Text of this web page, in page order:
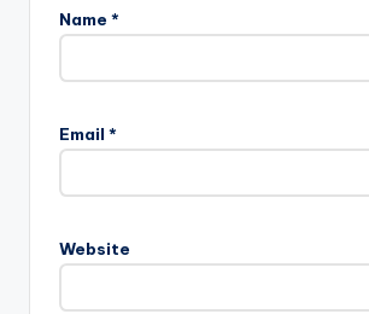
Name *
Email *
Website